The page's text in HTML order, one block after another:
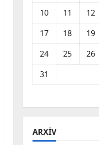
10
11 12
17
18 19
24
25 26
31
ARXIV